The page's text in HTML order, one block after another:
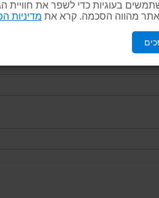
בעוגיות כדי לשפר את
מהווה הסכמה. קרא את מדיניות